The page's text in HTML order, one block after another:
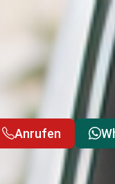
Anrufen